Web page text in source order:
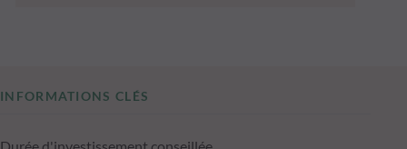
INFORMATIONS CLÉS